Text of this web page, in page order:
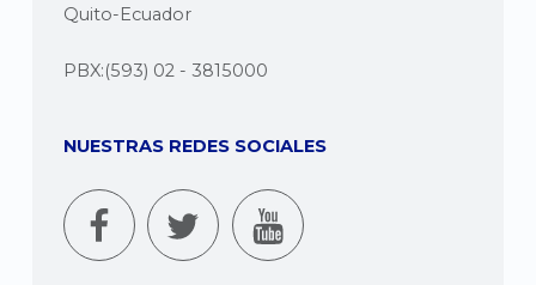
Quito-Ecuador
PBX:(593) 02 - 3815000
NUESTRAS REDES SOCIALES